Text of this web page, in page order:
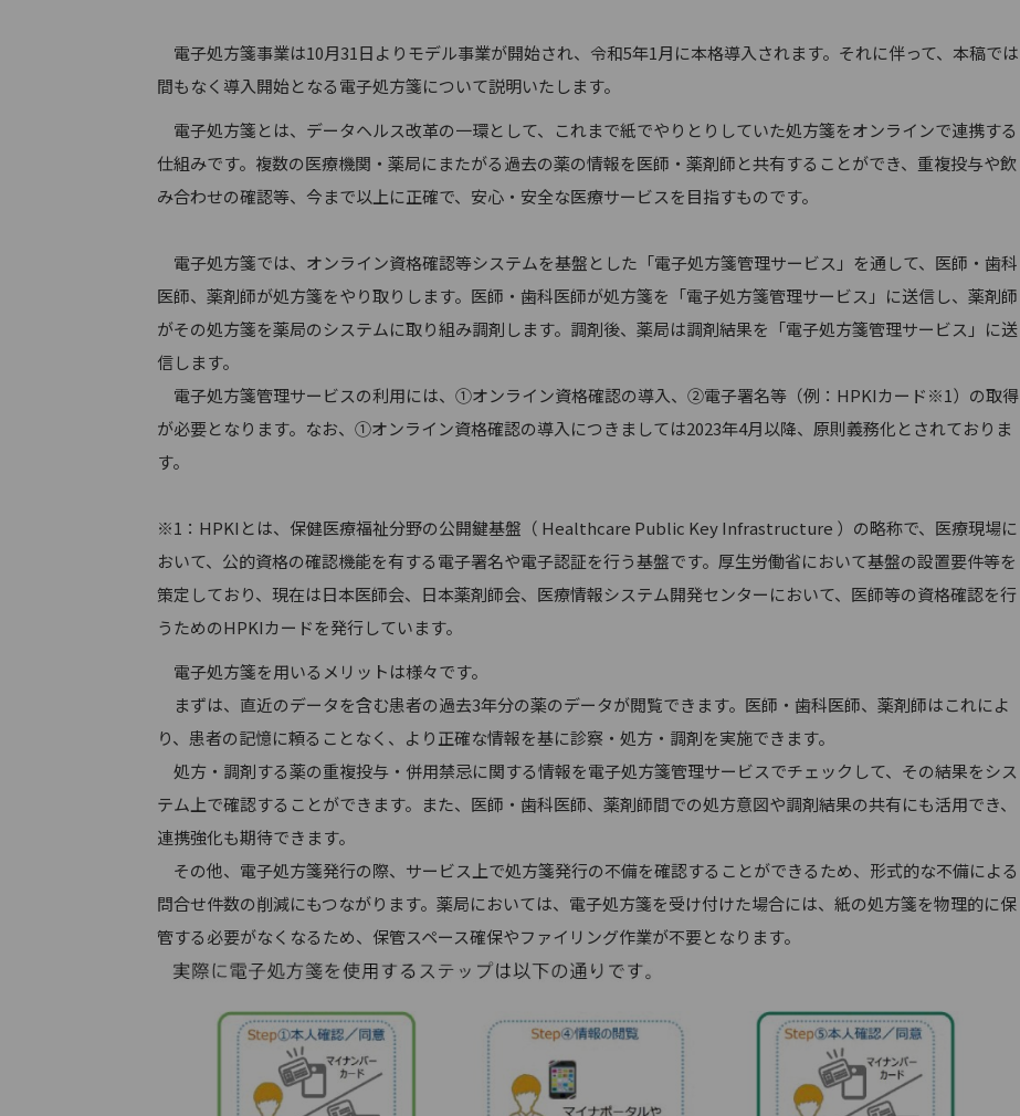
電子処方箋事業は10月31日よりモデル事業が開始され、令和5年1月に本格導入されます。それに伴って、本稿では
間もなく導入開始となる電子処方箋について説明いたします。
電子処方箋とは、データヘルス改革の一環として、これまで紙でやりとりしていた処方箋をオンラインで連携する
仕組みです。複数の医療機関・薬局にまたがる過去の薬の情報を医師・薬剤師と共有することができ、重複投与や飲
み合わせの確認等、今まで以上に正確で、安心・安全な医療サービスを目指すものです。
電子処方箋では、オンライン資格確認等システムを基盤とした「電子処方箋管理サービス」を通して、医師・歯科
医師、薬剤師が処方箋をやり取りします。医師・歯科医師が処方箋を「電子処方箋管理サービス」に送信し、薬剤師
がその処方箋を薬局のシステムに取り組み調剤します。調剤後、薬局は調剤結果を「電子処方箋管理サービス」に送
信します。
電子処方箋管理サービスの利用には、①オンライン資格確認の導入、②電子署名等（例：HPKIカード※1）の取得
が必要となります。なお、①オンライン資格確認の導入につきましては2023年4月以降、原則義務化とされておりま
す。
※1：HPKIとは、保健医療福祉分野の公開鍵基盤（ Healthcare Public Key Infrastructure ）の略称で、医療現場に
おいて、公的資格の確認機能を有する電子署名や電子認証を行う基盤です。厚生労働省において基盤の設置要件等を
策定しており、現在は日本医師会、日本薬剤師会、医療情報システム開発センターにおいて、医師等の資格確認を行
うためのHPKIカードを発行しています。
電子処方箋を用いるメリットは様々です。
まずは、直近のデータを含む患者の過去3年分の薬のデータが閲覧できます。医師・歯科医師、薬剤師はこれによ
り、患者の記憶に頼ることなく、より正確な情報を基に診察・処方・調剤を実施できます。
処方・調剤する薬の重複投与・併用禁忌に関する情報を電子処方箋管理サービスでチェックして、その結果をシス
テム上で確認することができます。また、医師・歯科医師、薬剤師間での処方意図や調剤結果の共有にも活用でき、
連携強化も期待できます。
その他、電子処方箋発行の際、サービス上で処方箋発行の不備を確認することができるため、形式的な不備による
問合せ件数の削減にもつながります。薬局においては、電子処方箋を受け付けた場合には、紙の処方箋を物理的に保
管する必要がなくなるため、保管スペース確保やファイリング作業が不要となります。